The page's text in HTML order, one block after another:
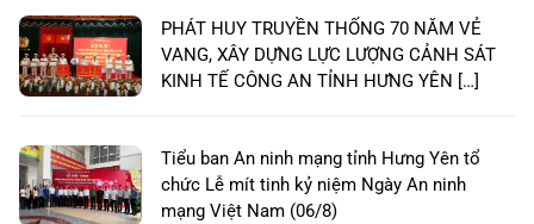
PHÁT HUY TRUYỀN THỐNG 70 NĂM VẺ
VANG, XÂY DỰNG LỰC LƯỢNG CẢNH SÁT
KINH TẾ CÔNG AN TỈNH HƯNG YÊN […]
Tiểu ban An ninh mạng tỉnh Hưng Yên tổ
chức Lễ mít tinh kỷ niệm Ngày An ninh
mạng Việt Nam (06/8)